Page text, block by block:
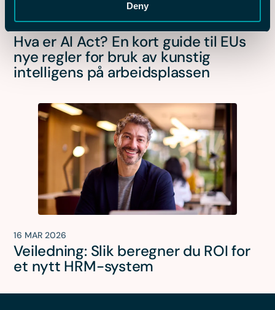
Deny
Hva er AI Act? En kort guide til EUs
nye regler for bruk av kunstig
intelligens på arbeidsplassen
16 MAR 2026
Veiledning: Slik beregner du ROI for
et nytt HRM-system